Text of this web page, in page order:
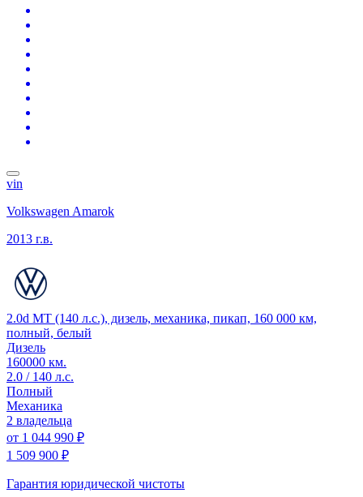
vin
Volkswagen Amarok
2013 г.в.
2.0d MT (140 л.с.), дизель, механика, пикап, 160 000 км,
полный, белый
Дизель
160000 км.
2.0 / 140 л.с.
Полный
Механика
2 владельца
от 1 044 990 ₽
1 509 900 ₽
Гарантия юридической чистоты